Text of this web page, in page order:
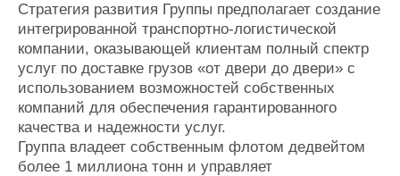
Стратегия развития Группы предполагает создание
интегрированной транспортно-логистической
компании, оказывающей клиентам полный спектр
услуг по доставке грузов «от двери до двери» с
использованием возможностей собственных
компаний для обеспечения гарантированного
качества и надежности услуг.
Группа владеет собственным флотом дедвейтом
более 1 миллиона тонн и управляет